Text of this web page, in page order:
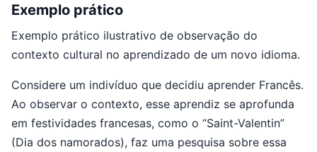
Exemplo prático
Exemplo prático ilustrativo de observação do
contexto cultural no aprendizado de um novo idioma.
Considere um indivíduo que decidiu aprender Francês.
Ao observar o contexto, esse aprendiz se aprofunda
em festividades francesas, como o “Saint-Valentin”
(Dia dos namorados), faz uma pesquisa sobre essa